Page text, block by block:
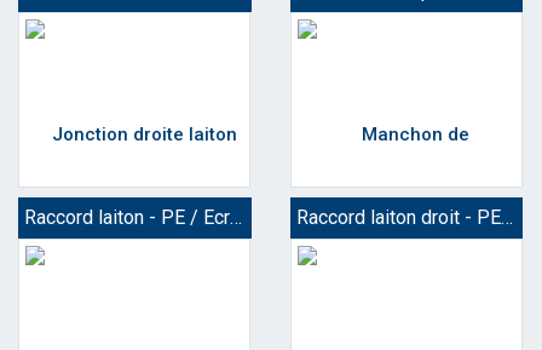
Raccord laiton - PE / Ecrou prisonnier Raccord laiton droit - PE / Mâle